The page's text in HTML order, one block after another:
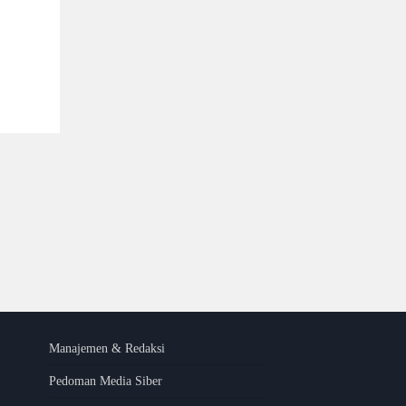
Manajemen & Redaksi
Pedoman Media Siber